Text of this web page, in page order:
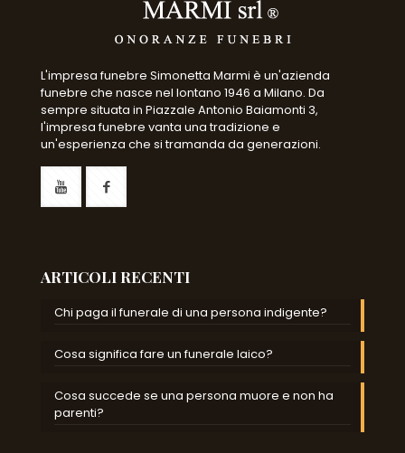
L'impresa funebre Simonetta Marmi è un'azienda
funebre che nasce nel lontano 1946 a Milano. Da
sempre situata in Piazzale Antonio Baiamonti 3,
l'impresa funebre vanta una tradizione e
un'esperienza che si tramanda da generazioni.
ARTICOLI RECENTI
Chi paga il funerale di una persona indigente?
Cosa significa fare un funerale laico?
Cosa succede se una persona muore e non ha
parenti?